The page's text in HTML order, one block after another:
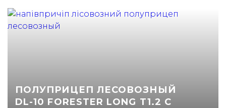
ПОЛУПРИЦЕП ЛЕСОВОЗНЫЙ
DL-10 FORESTER LONG T1.2 С